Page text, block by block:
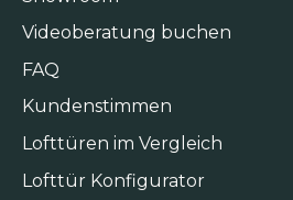
Videoberatung buchen
FAQ
Kundenstimmen
Lofttüren im Vergleich
Lofttür Konfigurator